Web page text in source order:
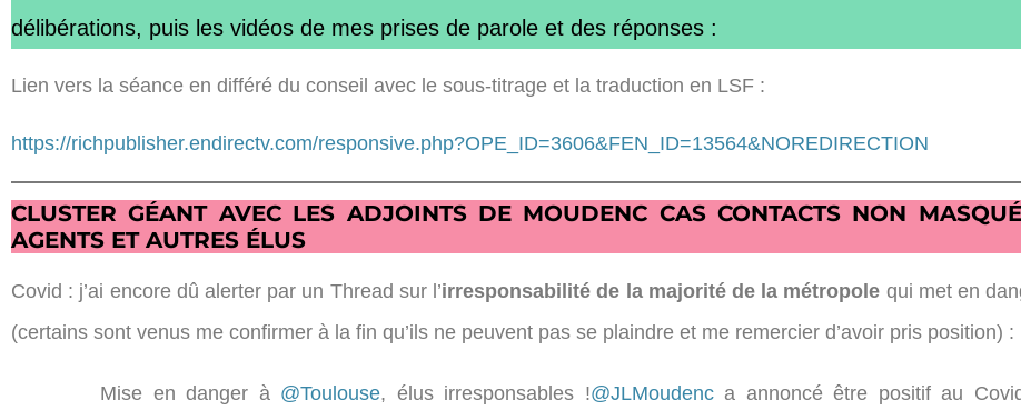
délibérations, puis les vidéos de mes prises de parole et des réponses :
Lien vers la séance en différé du conseil avec le sous-titrage et la traduction en LSF :
https://richpublisher.endirectv.com/responsive.php?OPE_ID=3606&FEN_ID=13564&NOREDIRECTION
CLUSTER GÉANT AVEC LES ADJOINTS DE MOUDENC CAS CONTACTS NON
AGENTS ET AUTRES ÉLUS
Covid : j’ai encore dû alerter par un Thread sur l’irresponsabilité de la majorité de la métropole qui met en
(certains sont venus me confirmer à la fin qu’ils ne peuvent pas se plaindre et me remercier d’avoir pris position) :
Mise en danger à @Toulouse, élus irresponsables !@JLMoudenca annoncé être positif au